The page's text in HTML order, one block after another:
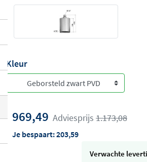
Kleur
969,49 Adviesprijs 1.173,08
Je bespaart:203,59
Verwachte